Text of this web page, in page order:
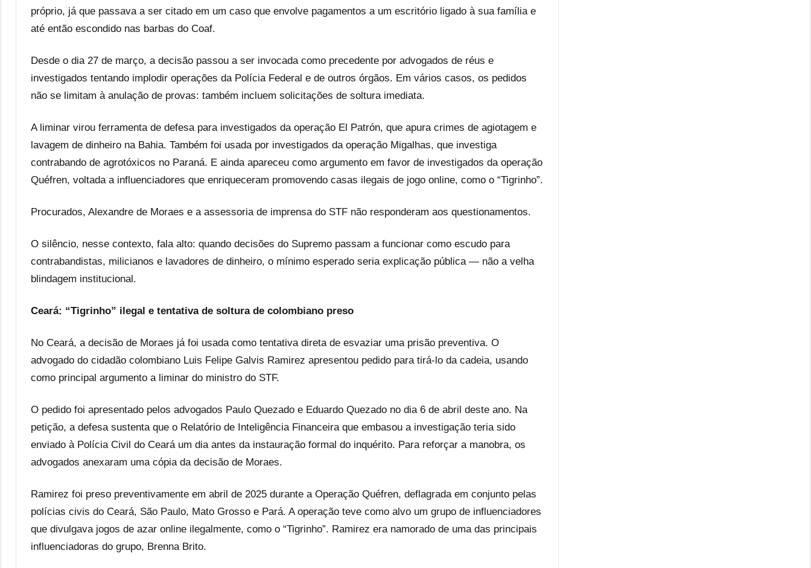
próprio, já que passava a ser citado em um caso que envolve pagamentos a um escritório ligado à sua família e
até então escondido nas barbas do Coaf.
Desde o dia 27 de março, a decisão passou a ser invocada como precedente por advogados de réus e
investigados tentando implodir operações da Polícia Federal e de outros órgãos. Em vários casos, os pedidos
não se limitam à anulação de provas: também incluem solicitações de soltura imediata.
A liminar virou ferramenta de defesa para investigados da operação El Patrón, que apura crimes de agiotagem e
lavagem de dinheiro na Bahia. Também foi usada por investigados da operação Migalhas, que investiga
contrabando de agrotóxicos no Paraná. E ainda apareceu como argumento em favor de investigados da operação
Quéfren, voltada a influenciadores que enriqueceram promovendo casas ilegais de jogo online, como o “Tigrinho”.
Procurados, Alexandre de Moraes e a assessoria de imprensa do STF não responderam aos questionamentos.
O silêncio, nesse contexto, fala alto: quando decisões do Supremo passam a funcionar como escudo para
contrabandistas, milicianos e lavadores de dinheiro, o mínimo esperado seria explicação pública — não a velha
blindagem institucional.
Ceará: “Tigrinho” ilegal e tentativa de soltura de colombiano preso
No Ceará, a decisão de Moraes já foi usada como tentativa direta de esvaziar uma prisão preventiva. O
advogado do cidadão colombiano Luis Felipe Galvis Ramirez apresentou pedido para tirá-lo da cadeia, usando
como principal argumento a liminar do ministro do STF.
O pedido foi apresentado pelos advogados Paulo Quezado e Eduardo Quezado no dia 6 de abril deste ano. Na
petição, a defesa sustenta que o Relatório de Inteligência Financeira que embasou a investigação teria sido
enviado à Polícia Civil do Ceará um dia antes da instauração formal do inquérito. Para reforçar a manobra, os
advogados anexaram uma cópia da decisão de Moraes.
Ramirez foi preso preventivamente em abril de 2025 durante a Operação Quéfren, deflagrada em conjunto pelas
polícias civis do Ceará, São Paulo, Mato Grosso e Pará. A operação teve como alvo um grupo de influenciadores
que divulgava jogos de azar online ilegalmente, como o “Tigrinho”. Ramirez era namorado de uma das principais
influenciadoras do grupo, Brenna Brito.